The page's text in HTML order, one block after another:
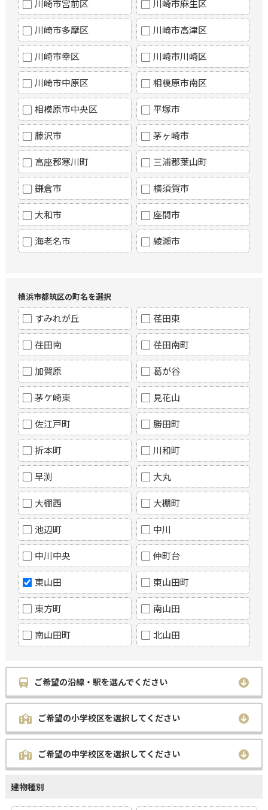
川崎市宮前区 川崎市麻生区
川崎市多摩区 川崎市高津区
川崎市幸区 川崎市川崎区
川崎市中原区 相模原市南区
相模原市中央区 平塚市
藤沢市 茅ヶ崎市
高座郡寒川町 三浦郡葉山町
鎌倉市 横須賀市
大和市 座間市
海老名市 綾瀬市
横浜市都筑区の町名を選択
すみれが丘 荏田東
荏田南 荏田南町
加賀原 葛が谷
茅ケ崎東 見花山
佐江戸町 勝田町
折本町 川和町
早渕 大丸
大棚西 大棚町
池辺町 中川
中川中央 仲町台
東山田 東山田町
東方町 南山田
南山田町 北山田
ご希望の沿線・駅を選んでください
ご希望の小学校区を選択してください
ご希望の中学校区を選択してください
建物種別